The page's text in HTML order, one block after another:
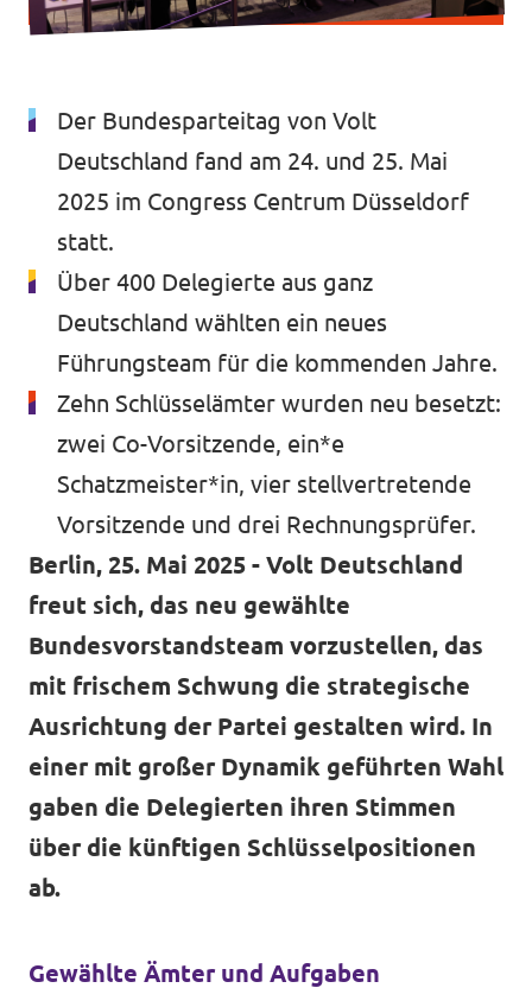
Datenschutz
Der Bundesparteitag von Volt
Deutschland fand am 24. und 25. Mai
2025 im Congress Centrum Düsseldorf
statt.
Über 400 Delegierte aus ganz
Deutschland wählten ein neues
Führungsteam für die kommenden Jahre.
Zehn Schlüsselämter wurden neu besetzt:
zwei Co-Vorsitzende, ein*e
Schatzmeister*in, vier stellvertretende
Vorsitzende und drei Rechnungsprüfer.
Berlin, 25. Mai 2025 - Volt Deutschland
freut sich, das neu gewählte
Bundesvorstandsteam vorzustellen, das
mit frischem Schwung die strategische
Ausrichtung der Partei gestalten wird. In
einer mit großer Dynamik geführten Wahl
gaben die Delegierten ihren Stimmen
über die künftigen Schlüsselpositionen
ab.
Gewählte Ämter und Aufgaben